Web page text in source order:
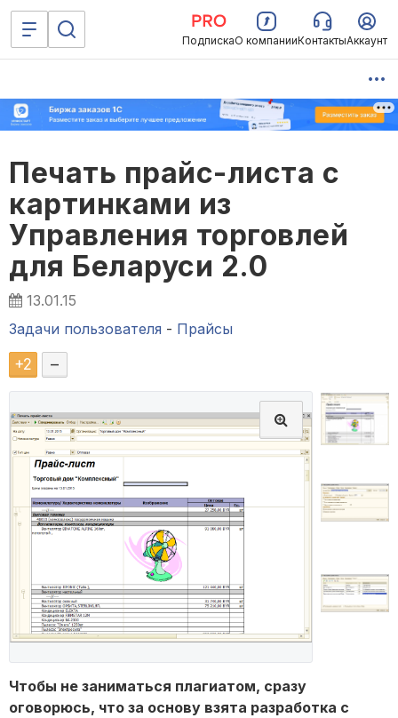
ПодпискаО компанииКонтактыАккаунт
Печать прайс-листа с
картинками из
Управления торговлей
для Беларуси 2.0
13.01.15
Задачи пользователя - Прайсы
+2 –
Чтобы не заниматься плагиатом, сразу
оговорюсь, что за основу взята разработка с